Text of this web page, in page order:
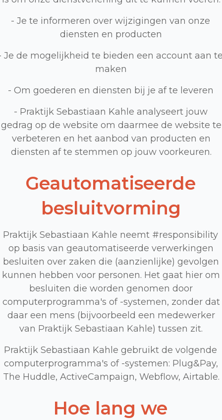
- Je te informeren over wijzigingen van onze
diensten en producten
Je de mogelijkheid te bieden een account aan
maken
- Om goederen en diensten bij je af te leveren
- Praktijk Sebastiaan Kahle analyseert jouw
gedrag op de website om daarmee de website te
verbeteren en het aanbod van producten en
diensten af te stemmen op jouw voorkeuren.
Geautomatiseerde
besluitvorming
Praktijk Sebastiaan Kahle neemt #responsibility
op basis van geautomatiseerde verwerkingen
besluiten over zaken die (aanzienlijke) gevolgen
kunnen hebben voor personen. Het gaat hier om
besluiten die worden genomen door
computerprogramma's of -systemen, zonder dat
daar een mens (bijvoorbeeld een medewerker
van Praktijk Sebastiaan Kahle) tussen zit.
Praktijk Sebastiaan Kahle gebruikt de volgende
computerprogramma's of -systemen: Plug&Pay,
The Huddle, ActiveCampaign, Webflow, Airtable.
Hoe lang we